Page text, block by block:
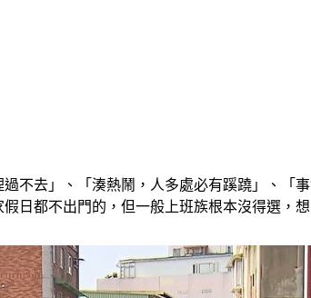
不去」、「湊熱鬧，人多處必有蹊蹺」、「
日都不出門的，但一般上班族根本沒得選，